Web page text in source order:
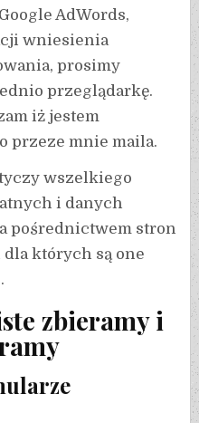
AdWords,
wniesienia
prosimy
przeglądarkę.
iż jestem
przeze mnie maila.
wszelkiego
i danych
pośrednictwem stron
których są one
zbieramy i